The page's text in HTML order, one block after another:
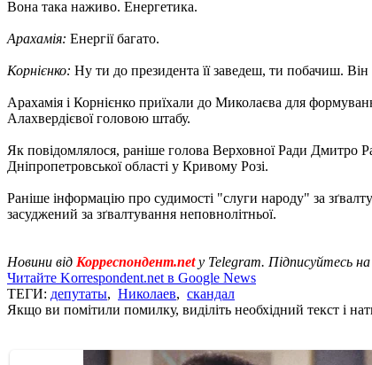
Вона така наживо. Енергетика.
Арахамія: Енергії багато.
Корнієнко: Ну ти до президента її заведеш, ти побачиш.
Арахамія і Корнієнко приїхали до Миколаєва для
Алахвердієвої головою штабу.
Як повідомлялося, раніше голова Верховної Ради Дмитро
Дніпропетровської області у Кривому Розі.
Раніше інформацію про судимості "слуги народу" за
засуджений за зґвалтування неповнолітньої.
Новини від Корреспондент.netу Telegram. Підписуйтесь
Читайте Korrespondent.net в Google News
ТЕГИ: депутаты, Николаев, скандал
Якщо ви помітили помилку, виділіть необхідний текст і